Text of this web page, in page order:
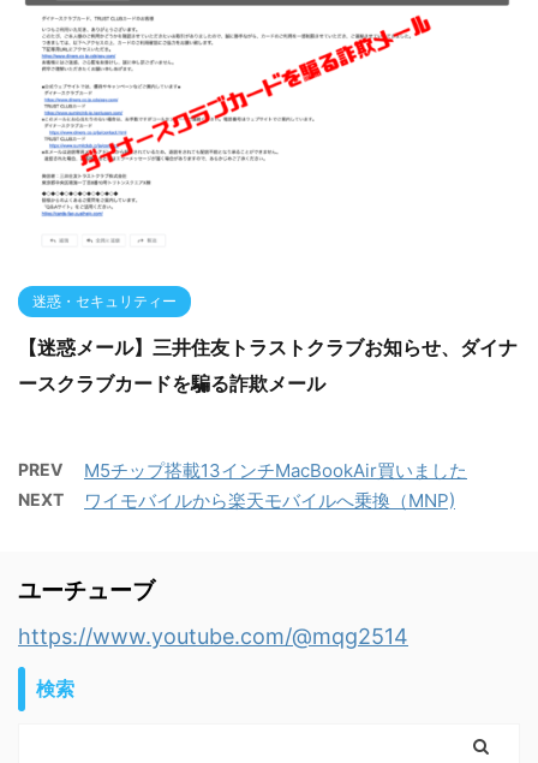
迷惑・セキュリティー
【迷惑メール】三井住友トラストクラブお知らせ、ダイナ
ースクラブカードを騙る詐欺メール
PREV M5チップ搭載13インチMacBookAir買いました
NEXT ワイモバイルから楽天モバイルへ乗換（MNP)
ユーチューブ
https://www.youtube.com/@mqg2514
検索